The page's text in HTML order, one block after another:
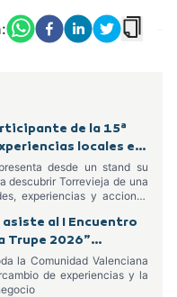
de la 15ª
locales en
desde un stand su
descubrir Torrevieja de una
experiencias y acciones
asiste al I Encuentro
Trupe 2026”
la Comunidad Valenciana
de experiencias y la